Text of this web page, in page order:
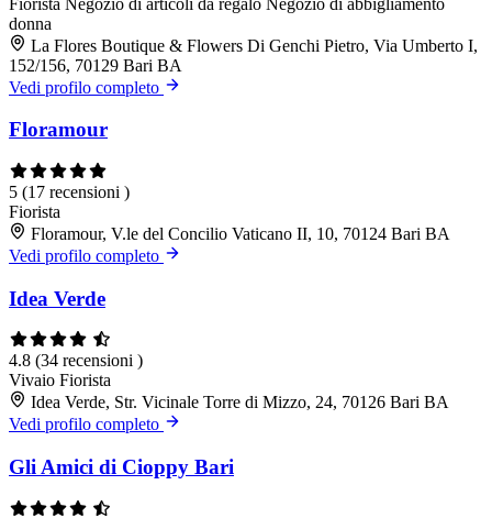
donna
La Flores Boutique & Flowers Di Genchi Pietro, Via Umberto I,
152/156, 70129 Bari BA
Vedi profilo completo
Floramour
5 (17 recensioni )
Fiorista
Floramour, V.le del Concilio Vaticano II, 10, 70124 Bari BA
Vedi profilo completo
Idea Verde
4.8 (34 recensioni )
Vivaio Fiorista
Idea Verde, Str. Vicinale Torre di Mizzo, 24, 70126 Bari BA
Vedi profilo completo
Gli Amici di Cioppy Bari